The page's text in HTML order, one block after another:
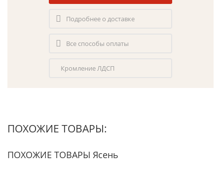
Подробнее о доставке
Все способы оплаты
Кромление ЛДСП
ПОХОЖИЕ ТОВАРЫ:
ПОХОЖИЕ ТОВАРЫ Ясень